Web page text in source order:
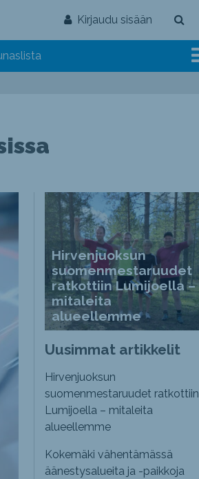
Kirjaudu sisään
Hirvenjuoksun
suomenmestaruudet
ratkottiin Lumijoella –
mitaleita
alueellemme
Uusimmat artikkelit
Hirvenjuoksun
suomenmestaruudet ratkottiin
Lumijoella – mitaleita
alueellemme
Kokemäki vähentämässä
äänestysalueita ja -paikkoja